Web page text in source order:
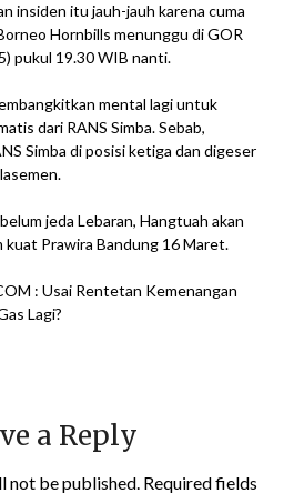
insiden itu jauh-jauh karena cuma
Hornbills menunggu di GOR
pukul 19.30 WIB nanti.
mental lagi untuk
dari RANS Simba. Sebab,
Simba di posisi ketiga dan digeser
jeda Lebaran, Hangtuah akan
kuat Prawira Bandung 16 Maret.
: Usai Rentetan Kemenangan
Lagi?
a Reply
not be published. Required fields